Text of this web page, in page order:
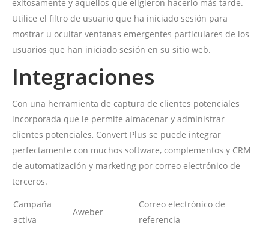
exitosamente y aquellos que eligieron hacerlo más tarde.
Utilice el filtro de usuario que ha iniciado sesión para
mostrar u ocultar ventanas emergentes particulares de los
usuarios que han iniciado sesión en su sitio web.
Integraciones
Con una herramienta de captura de clientes potenciales
incorporada que le permite almacenar y administrar
clientes potenciales, Convert Plus se puede integrar
perfectamente con muchos software, complementos y CRM
de automatización y marketing por correo electrónico de
terceros.
Campaña
activa
Aweber
Correo electrónico de
referencia